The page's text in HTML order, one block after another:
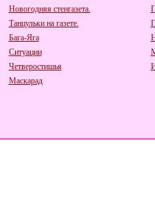
Новогодняя стенгазета.
Танцульки на газете.
Бага-Яга
Ситуации
Четверостишья
Маскарад